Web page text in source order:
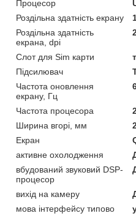
Процесор
Роздільна здатність екрану
Роздільна здатність
екрана, dpi
Слот для Sim карти
Підсилювач
Частота оновлення
екрану, Гц
Частота процесора
Ширина вгорі, мм
Екран
активне охолодження
вбудований звуковий DSP-
процесор
вихід на камеру
мова інтерфейсу типово